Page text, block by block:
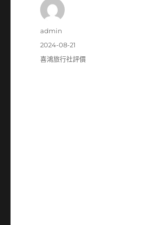
作
admin
發
佈
2024-08-21
分
喜鴻旅行社評價